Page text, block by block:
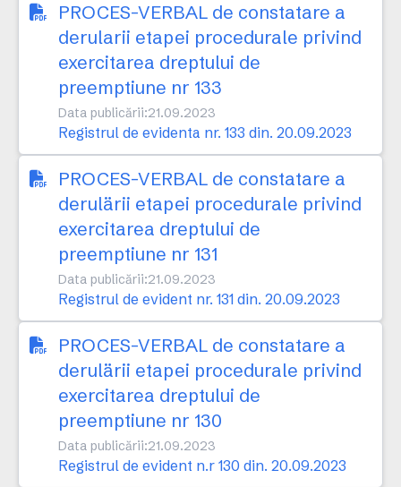
PROCES-VERBAL de constatare a
derularii etapei procedurale privind
exercitarea dreptului de
preemptiune nr 133
Data publicării:21.09.2023
Registrul de evidenta nr. 133 din. 20.09.2023
PROCES-VERBAL de constatare a
derulärii etapei procedurale privind
exercitarea dreptului de
preemptiune nr 131
Data publicării:21.09.2023
Registrul de evident nr. 131 din. 20.09.2023
PROCES-VERBAL de constatare a
derulärii etapei procedurale privind
exercitarea dreptului de
preemptiune nr 130
Data publicării:21.09.2023
Registrul de evident n.r 130 din. 20.09.2023